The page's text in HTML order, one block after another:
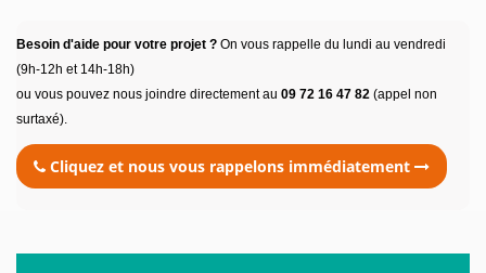
Besoin d'aide pour votre projet ? On vous rappelle du lundi au vendredi
(9h-12h et 14h-18h)
ou vous pouvez nous joindre directement au 09 72 16 47 82 (appel non
surtaxé).
Cliquez et nous vous rappelons immédiatement